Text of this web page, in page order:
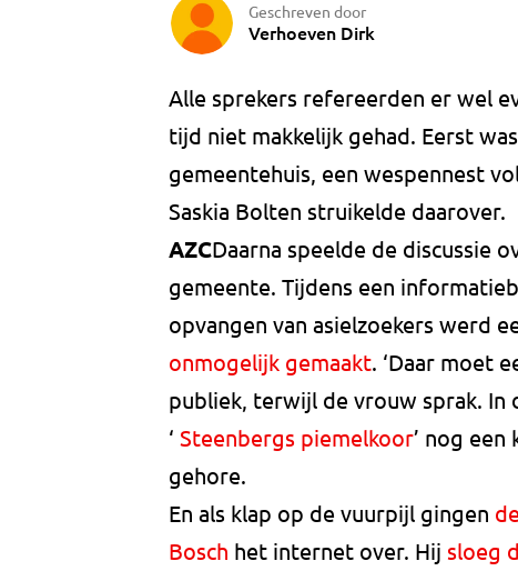
Geschreven door
Verhoeven Dirk
Alle sprekers refereerden er wel
tijd niet makkelijk gehad. Eerst
gemeentehuis, een wespennest
Saskia Bolten struikelde daarover.
AZCDaarna speelde de discussie
gemeente. Tijdens een
opvangen van asielzoekers werd
onmogelijk gemaakt. ‘Daar moet
publiek, terwijl de vrouw sprak. In
‘ Steenbergs piemelkoor’ nog een
gehore.
En als klap op de vuurpijl gingen
Bosch het internet over. Hij sloeg